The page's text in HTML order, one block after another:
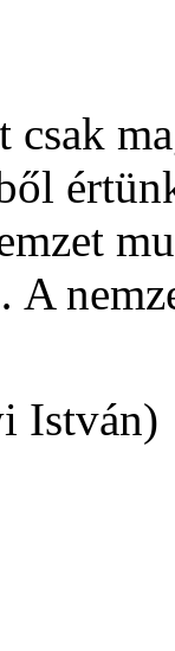
csak
István)